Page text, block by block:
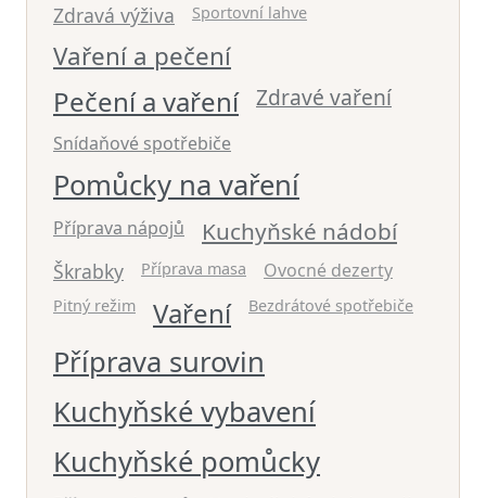
Zdravá výživa Sportovní lahve
Vaření a pečení
Pečení a vaření Zdravé vaření
Snídaňové spotřebiče
Pomůcky na vaření
Příprava nápojů Kuchyňské nádobí
Škrabky Příprava masa Ovocné dezerty
Pitný režim Vaření Bezdrátové spotřebiče
Příprava surovin
Kuchyňské vybavení
Kuchyňské pomůcky